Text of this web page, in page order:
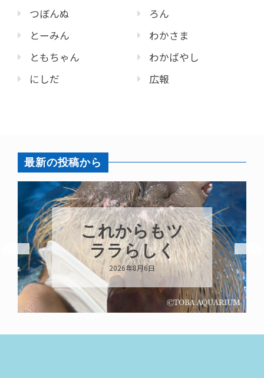
つぼんぬ
とーみん
ともちゃん
にしだ
ろん
わかさま
わかばやし
広報
最新の投稿から
ハロー’s
Birthday!!!
2026年8月6日